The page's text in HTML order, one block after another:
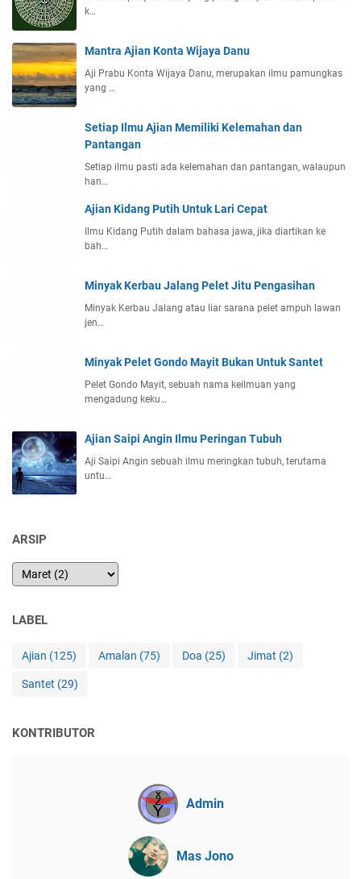
k…
Mantra Ajian Konta Wijaya Danu
Aji Prabu Konta Wijaya Danu, merupakan ilmu pamungkas
yang …
Setiap Ilmu Ajian Memiliki Kelemahan dan
Pantangan
Setiap ilmu pasti ada kelemahan dan pantangan, walaupun
han…
Ajian Kidang Putih Untuk Lari Cepat
Ilmu Kidang Putih dalam bahasa jawa, jika diartikan ke
bah…
Minyak Kerbau Jalang Pelet Jitu Pengasihan
Minyak Kerbau Jalang atau liar sarana pelet ampuh lawan
jen…
Minyak Pelet Gondo Mayit Bukan Untuk Santet
Pelet Gondo Mayit, sebuah nama keilmuan yang
mengadung keku…
Ajian Saipi Angin Ilmu Peringan Tubuh
Aji Saipi Angin sebuah ilmu meringkan tubuh, terutama
untu…
ARSIP
LABEL
Ajian (125) Amalan (75) Doa (25) Jimat (2)
Santet (29)
KONTRIBUTOR
Admin
Mas Jono